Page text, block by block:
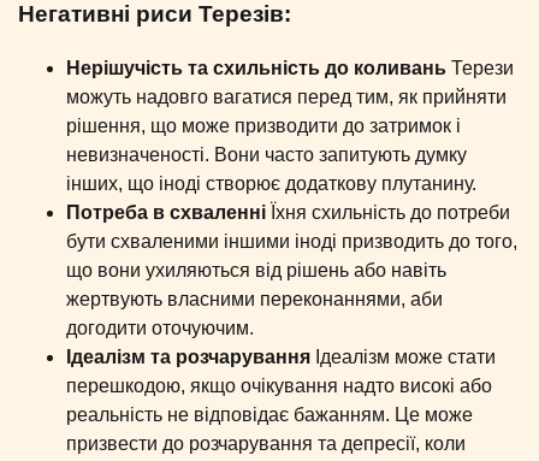
Негативні риси Терезів:
Нерішучість та схильність до коливань Терези
можуть надовго вагатися перед тим, як прийняти
рішення, що може призводити до затримок і
невизначеності. Вони часто запитують думку
інших, що іноді створює додаткову плутанину.
Потреба в схваленні Їхня схильність до потреби
бути схваленими іншими іноді призводить до того,
що вони ухиляються від рішень або навіть
жертвують власними переконаннями, аби
догодити оточуючим.
Ідеалізм та розчарування Ідеалізм може стати
перешкодою, якщо очікування надто високі або
реальність не відповідає бажанням. Це може
призвести до розчарування та депресії, коли